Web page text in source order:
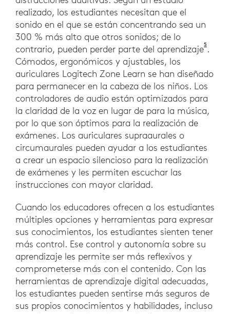
realizado, los estudiantes necesitan que el
sonido en el que se están concentrando sea un
300 % más alto que otros sonidos; de lo
contrario, pueden perder parte del aprendizaje5 .
Cómodos, ergonómicos y ajustables, los
auriculares Logitech Zone Learn se han diseñado
para permanecer en la cabeza de los niños. Los
controladores de audio están optimizados para
la claridad de la voz en lugar de para la música,
por lo que son óptimos para la realización de
exámenes. Los auriculares supraaurales o
circumaurales pueden ayudar a los estudiantes
a crear un espacio silencioso para la realización
de exámenes y les permiten escuchar las
instrucciones con mayor claridad.
Cuando los educadores ofrecen a los estudiantes
múltiples opciones y herramientas para expresar
sus conocimientos, los estudiantes sienten tener
más control. Ese control y autonomía sobre su
aprendizaje les permite ser más reflexivos y
comprometerse más con el contenido. Con las
herramientas de aprendizaje digital adecuadas,
los estudiantes pueden sentirse más seguros de
sus propios conocimientos y habilidades, incluso